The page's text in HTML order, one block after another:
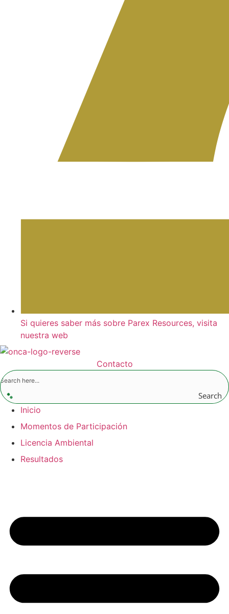
Si quieres saber más sobre Parex Resources, visita
nuestra web
Contacto
Search
Inicio
Momentos de Participación
Licencia Ambiental
Resultados